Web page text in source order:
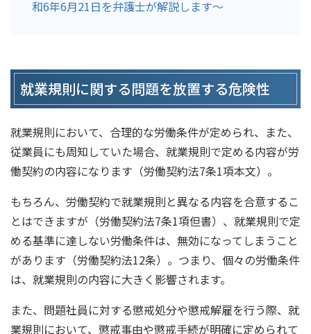
和6年6月21日を弁護士が解説します～
就業規則に関する問題を放置する危険性
就業規則において、合理的な労働条件が定められ、また、
従業員にも周知していた場合、就業規則で定める内容が労
働契約の内容になります（労働契約法7条1項本文）。
もちろん、労働契約で就業規則と異なる内容を合意するこ
とはできますが（労働契約法7条1項但書）、就業規則で定
める基準に達しない労働条件は、無効になってしまうこと
があります（労働契約法12条）。つまり、個々の労働条件
は、就業規則の内容に大きく影響されます。
また、問題社員に対する懲戒処分や懲戒解雇を行う際、就
業規則において、懲戒事由や懲戒手続が明確に定められて